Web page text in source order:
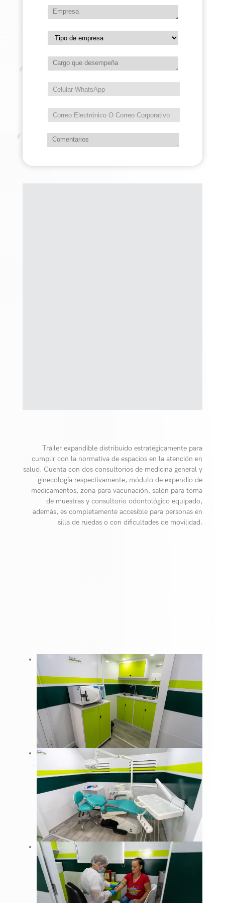
la región de forma equitativa, segura y de
Anterior campaña Siguiente campaña
Tráiler expandible distribuido estratégicamente para
cumplir con la normativa de espacios en la atención en
salud. Cuenta con dos consultorios de medicina general y
ginecología respectivamente, módulo de expendio de
medicamentos, zona para vacunación, salón para toma
de muestras y consultorio odontológico equipado,
además, es completamente accesible para personas en
silla de ruedas o con dificultades de movilidad.